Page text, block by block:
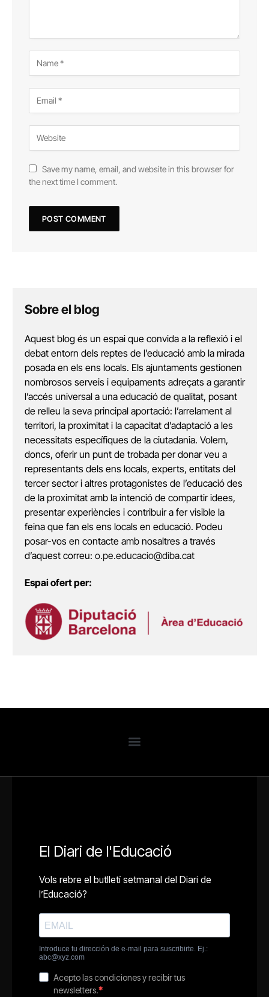
Save my name, email, and website in this browser for
the next time I comment.
Sobre el blog
Aquest blog és un espai que convida a la reflexió i el
debat entorn dels reptes de l’educació amb la mirada
posada en els ens locals. Els ajuntaments gestionen
nombrosos serveis i equipaments adreçats a garantir
l’accés universal a una educació de qualitat, posant
de relleu la seva principal aportació: l’arrelament al
territori, la proximitat i la capacitat d’adaptació a les
necessitats específiques de la ciutadania. Volem,
doncs, oferir un punt de trobada per donar veu a
representants dels ens locals, experts, entitats del
tercer sector i altres protagonistes de l’educació des
de la proximitat amb la intenció de compartir idees,
presentar experiències i contribuir a fer visible la
feina que fan els ens locals en educació. Podeu
posar-vos en contacte amb nosaltres a través
d’aquest correu: o.pe.educacio@diba.cat
Espai ofert per: